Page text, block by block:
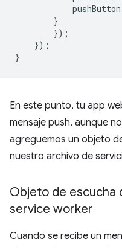
pushButton
}
});
});
}
En este punto, tu app
mensaje push, aunque
agreguemos un objeto
nuestro archivo de
Objeto de escucha
service worker
Cuando se recibe un